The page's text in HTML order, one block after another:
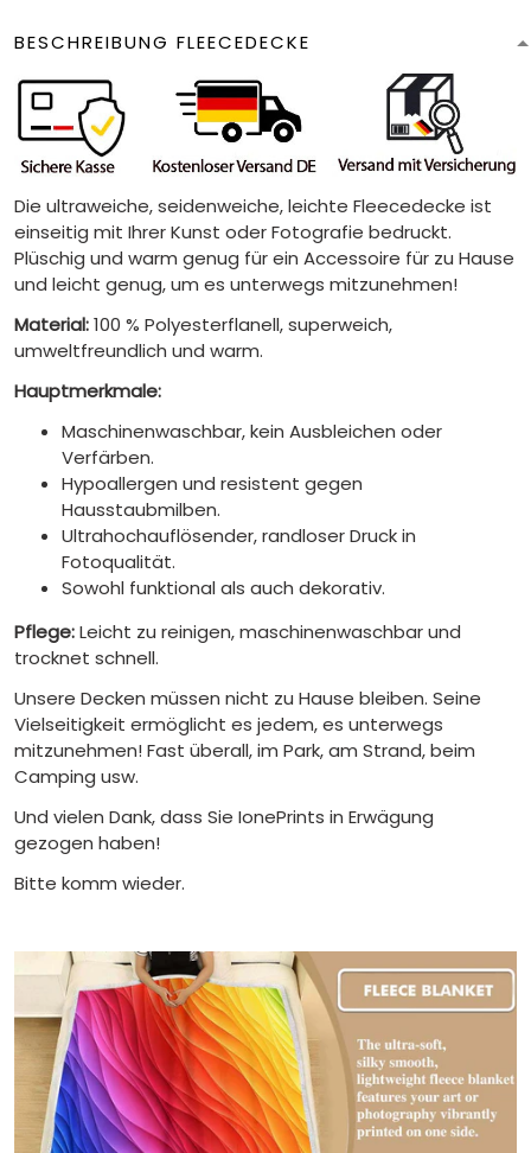
BESCHREIBUNG FLEECEDECKE
Die ultraweiche, seidenweiche, leichte Fleecedecke ist
einseitig mit Ihrer Kunst oder Fotografie bedruckt.
Plüschig und warm genug für ein Accessoire für zu Hause
und leicht genug, um es unterwegs mitzunehmen!
Material:100 % Polyesterflanell, superweich,
umweltfreundlich und warm.
Hauptmerkmale:
Maschinenwaschbar, kein Ausbleichen oder
Verfärben.
Hypoallergen und resistent gegen
Hausstaubmilben.
Ultrahochauflösender, randloser Druck in
Fotoqualität.
Sowohl funktional als auch dekorativ.
Pflege:Leicht zu reinigen, maschinenwaschbar und
trocknet schnell.
Unsere Decken müssen nicht zu Hause bleiben. Seine
Vielseitigkeit ermöglicht es jedem, es unterwegs
mitzunehmen! Fast überall, im Park, am Strand, beim
Camping usw.
Und vielen Dank, dass Sie IonePrints in Erwägung
gezogen haben!
Bitte komm wieder.